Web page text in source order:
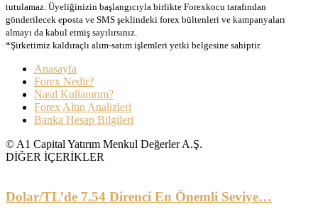
tutulamaz. Üyeliğinizin başlangıcıyla birlikte Forexkocu tarafından
gönderilecek eposta ve SMS şeklindeki forex bültenleri ve kampanyaları
almayı da kabul etmiş sayılırsınız.
*Şirketimiz kaldıraçlı alım-satım işlemleri yetki belgesine sahiptir.
Anasayfa
Forex Nedir?
Nasıl Kullanırım?
Forex Altın Analizleri
Banka Hesap Bilgileri
© A1 Capital Yatırım Menkul Değerler A.Ş.
DİĞER İÇERİKLER
Dolar/TL’de 7.54 Direnci En Önemli Seviye…